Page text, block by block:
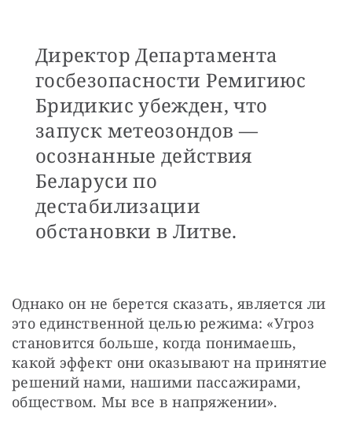
Директор Департамента
госбезопасности Ремигиюс
Бридикис убежден, что
запуск метеозондов —
осознанные действия
Беларуси по
дестабилизации
обстановки в Литве.
Однако он не берется сказать, является ли
это единственной целью режима: «Угроз
становится больше, когда понимаешь,
какой эффект они оказывают на принятие
решений нами, нашими пассажирами,
обществом. Мы все в напряжении».